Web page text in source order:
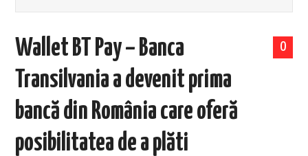
0
Wallet BT Pay – Banca
Transilvania a devenit prima
bancă din România care oferă
posibilitatea de a plăti